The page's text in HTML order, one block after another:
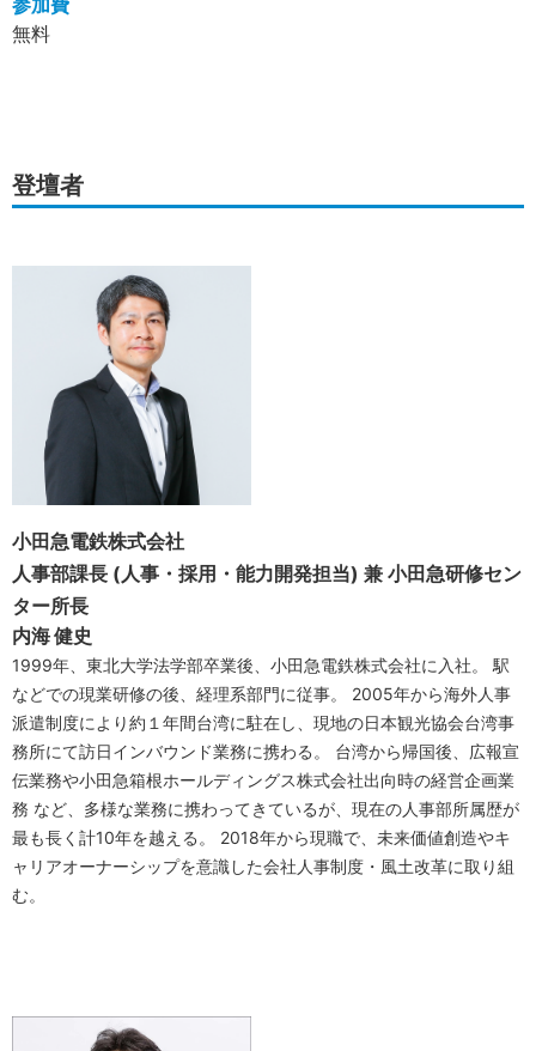
無料
登壇者
小田急電鉄株式会社
人事部課長 (人事・採用・能力開発担当) 兼 小田急研修セン
ター所長
内海 健史
1999年、東北大学法学部卒業後、小田急電鉄株式会社に入社。 駅
などでの現業研修の後、経理系部門に従事。 2005年から海外人事
派遣制度により約１年間台湾に駐在し、現地の日本観光協会台湾事
務所にて訪日インバウンド業務に携わる。 台湾から帰国後、広報宣
伝業務や小田急箱根ホールディングス株式会社出向時の経営企画業
務 など、多様な業務に携わってきているが、現在の人事部所属歴が
最も長く計10年を越える。 2018年から現職で、未来価値創造やキ
ャリアオーナーシップを意識した会社人事制度・風土改革に取り組
む。